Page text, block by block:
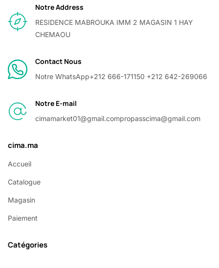
Notre Address
RESIDENCE MABROUKA IMM 2 MAGASIN 1 HAY
CHEMAOU
Contact Nous
Notre WhatsApp+212 666-171150 +212 642-269066
Notre E-mail
cimamarket01@gmail.compropasscima@gmail.com
cima.ma
Accueil
Catalogue
Magasin
Paiement
Catégories